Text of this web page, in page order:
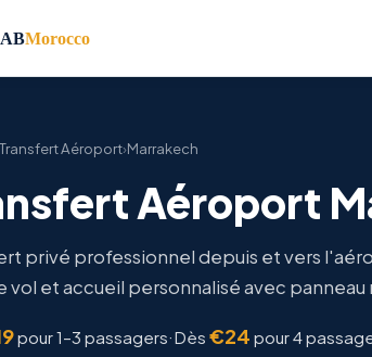
Transfert Aéroport›Marrakech
Aéroport
privé professionnel depuis et vers
vol et accueil personnalisé avec
pour 1–3 passagers·Dès €24 pour 4